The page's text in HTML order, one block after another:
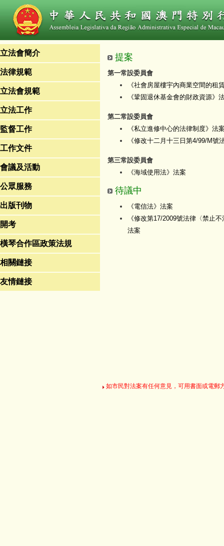
立法會簡介
法律規範
立法會規範
立法工作
監督工作
工作文件
會議及活動
公眾服務
出版刊物
開考
橫琴合作區政策法規
相關鏈接
友情鏈接
提案
第一常設委員會
《社會房屋樓宇內商業空間的租
《鞏固退休基金會的財政資源》
第二常設委員會
《私立進修中心的法律制度》法
《修改十二月十三日第4/99/M號
第三常設委員會
《海域使用法》法案
待議中
《電信法》法案
《修改第17/2009號法律〈禁止
法案
如市民對法案有任何意見，可用書面或電郵